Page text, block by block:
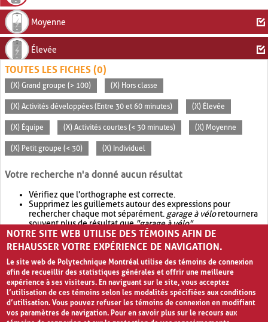
Moyenne
Élevée
TOUTES LES FICHES (0)
(X) Grand groupe (> 100) (X) Hors classe
(X) Activités développées (Entre 30 et 60 minutes) (X) Élevée
(X) Équipe (X) Activités courtes (< 30 minutes) (X) Moyenne
(X) Petit groupe (< 30) (X) Individuel
Votre recherche n'a donné aucun résultat
Vérifiez que l'orthographe est correcte.
Supprimez les guillemets autour des expressions pour
rechercher chaque mot séparément. garage à véloretournera
souvent plus de résultat que"garage à vélo".
Envisagez d'élargir votre recherche avec OR.garage OR vélo
retournera souvent plus de résultat quegarage à vélo
NOTRE SITE WEB UTILISE DES TÉMOINS AFIN DE
REHAUSSER VOTRE EXPÉRIENCE DE NAVIGATION.
Le site web de Polytechnique Montréal utilise des témoins de connexion
afin de recueillir des statistiques générales et offrir une meilleure
expérience à ses visiteurs. En naviguant sur le site, vous acceptez
l’utilisation de ces témoins selon les modalités spécifiées aux conditions
d’utilisation. Vous pouvez refuser les témoins de connexion en modifiant
vos paramètres de navigation. Pour en savoir plus sur le recours aux